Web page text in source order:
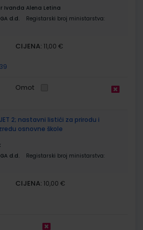
Ivanda Alena Letina
d.d.
Registarski broj ministarstva:
CIJENA: 11,00 €
Omot
2; nastavni listići za prirodu i
osnovne škole
d.d.
Registarski broj ministarstva:
CIJENA: 10,00 €